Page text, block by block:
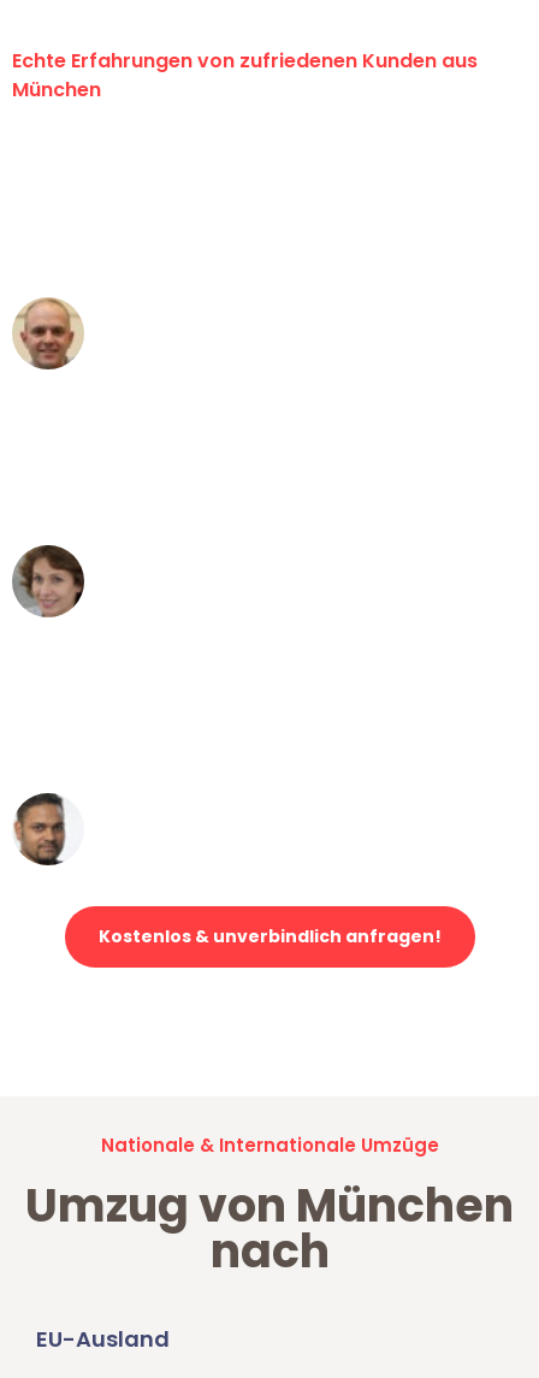
Echte Erfahrungen von zufriedenen Kunden aus
München
Kostenlos & unverbindlich anfragen!
Nationale & Internationale Umzüge
Umzug von München
nach
EU-Ausland